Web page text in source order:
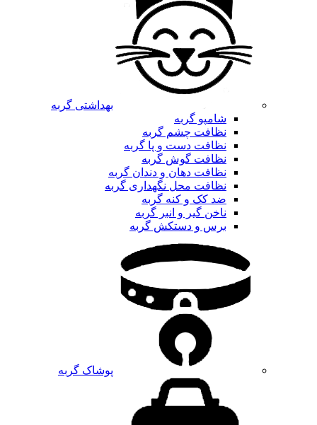
بهداشتی گربه
شامپو گربه
نظافت چشم گربه
نظافت دست و پا گربه
نظافت گوش گربه
نظافت دهان و دندان گربه
نظافت محل نگهداری گربه
ضد کک و کنه گربه
ناخن گیر و انبر گربه
برس و دستکش گربه
پوشاک گربه